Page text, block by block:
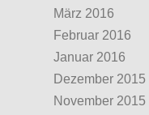
März 2016
Februar 2016
Januar 2016
Dezember 2015
November 2015